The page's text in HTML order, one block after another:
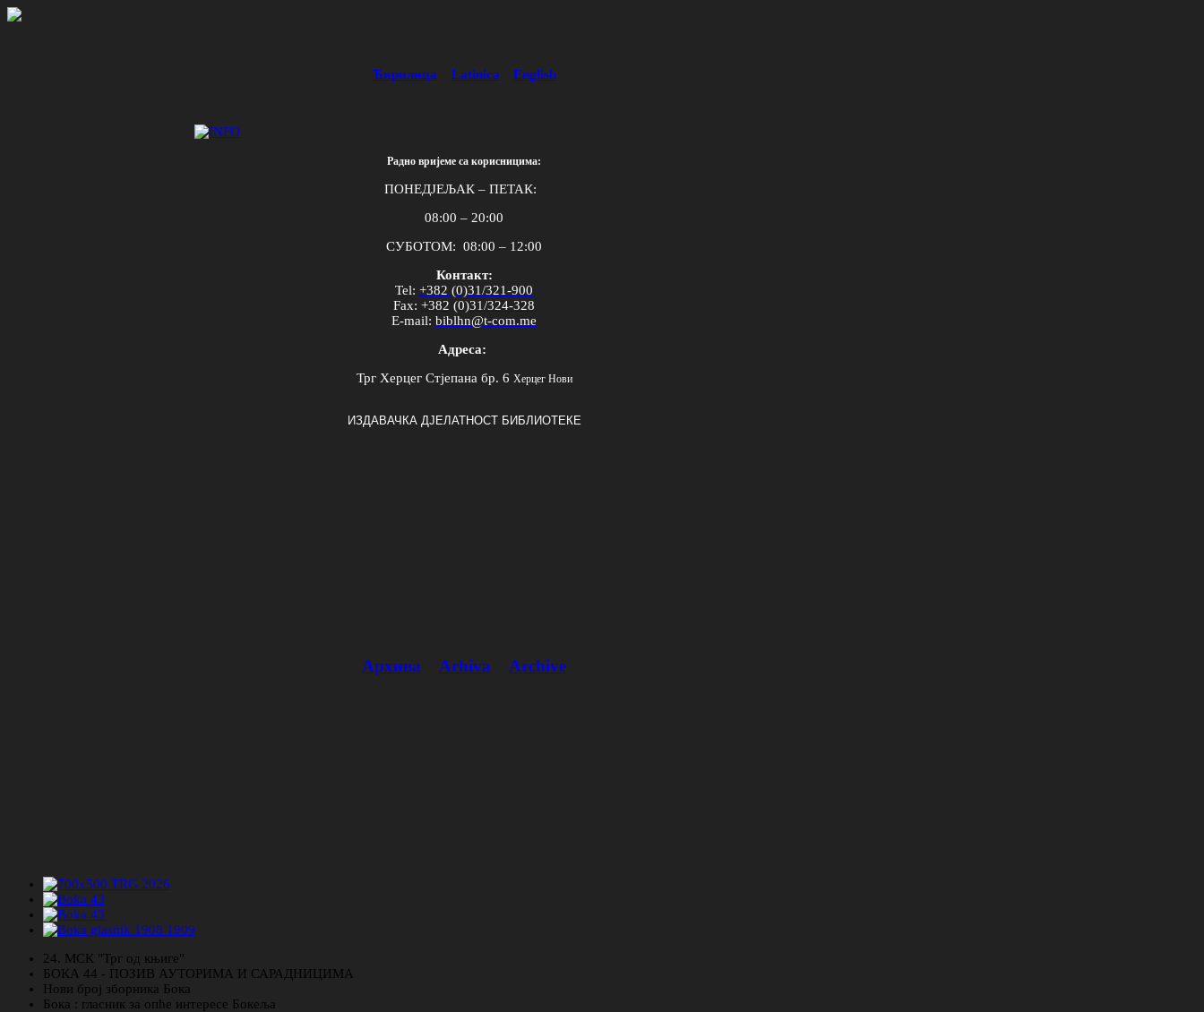
Ћирилица Latinica English
Радно вријеме са корисницима:
ПОНЕДЈЕЉАК – ПЕТАК:
08:00 – 20:00
СУБОТОМ: 08:00 – 12:00
Контакт:
Tel: +382 (0)31/321-900
Fax: +382 (0)31/324-328
E-mail: biblhn@t-com.me
Адреса:
Трг Херцег Стјепана бр. 6 Херцег Нови
ИЗДАВАЧКА ДЈЕЛАТНОСТ БИБЛИОТЕКЕ
Архива Arhiva Archive
24. МСК "Трг од књиге"
БОКА 44 - ПОЗИВ АУТОРИМА И САРАДНИЦИМА
Нови број зборника Бока
Бока : гласник за опће интересе Бокеља